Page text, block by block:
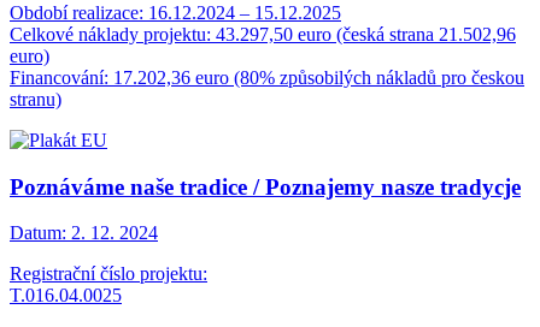
Období realizace: 16.12.2024 – 15.12.2025
Celkové náklady projektu: 43.297,50 euro (česká strana 21.502,96
euro)
Financování: 17.202,36 euro (80% způsobilých nákladů pro českou
stranu)
Poznáváme naše tradice / Poznajemy nasze tradycje
Datum: 2. 12. 2024
Registrační číslo projektu:
T.016.04.0025